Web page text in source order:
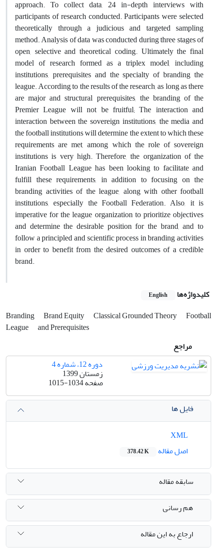
approach. To collect data, 24 in-depth interviews with
participants of research conducted. Participants were selected
theoretically through a judicious and targeted sampling
method. Analysis of data was conducted during three stages of
open, selective and theoretical coding. Ultimately the final
model of research formed as a triplex model, including
institutions, prerequisites and the specialty of branding the
league. According to the results of the research, as long as there
are major and structural prerequisites, the branding of the
Premier League will not be fruitful; The interaction and
interaction between the sovereign institutions, the media and
the football institutions will determine the extent to which these
requirements are met, among which the role of sovereign
institutions is very high. Therefore, the organization of the
Iranian Football League has been looking to facilitate and
fulfill these requirements, in addition to focusing on the
branding activities of the league, along with other football
institutions, especially the Football Federation. Also, it is
imperative for the league organization to prioritize objectives
and determine the desirable position for the brand, and to
follow a principled and scientific process in branding activities
in order to benefit from the desired outcomes of a credible
brand.
کلیدواژه‌ها English
Branding Brand Equity Classical Grounded Theory
Football
League
and Prerequisites
مراجع
دوره 12، شماره 4
زمستان 1399
صفحه1015-1034
فایل ها
اصل مقاله
378.42 K
سابقه مقاله
هم رسانی
ارجاع به این مقاله